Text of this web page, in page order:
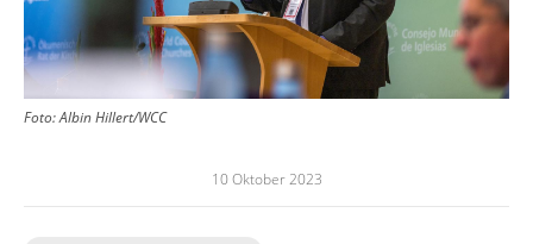
Foto:Albin Hillert/WCC
10 Oktober 2023